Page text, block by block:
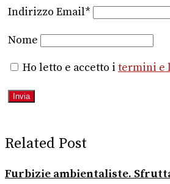
Indirizzo Email*
Nome
Ho letto e accetto i termini e
Related Post
Furbizie ambientaliste.